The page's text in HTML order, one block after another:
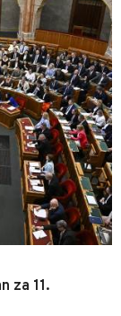
za 11.